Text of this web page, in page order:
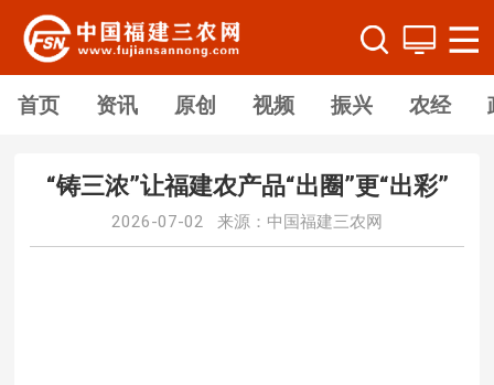
首页 资讯 原创 视频 振兴 农经
“铸三浓”让福建农产品“出圈”更“出彩”
2026-07-02 来源：中国福建三农网